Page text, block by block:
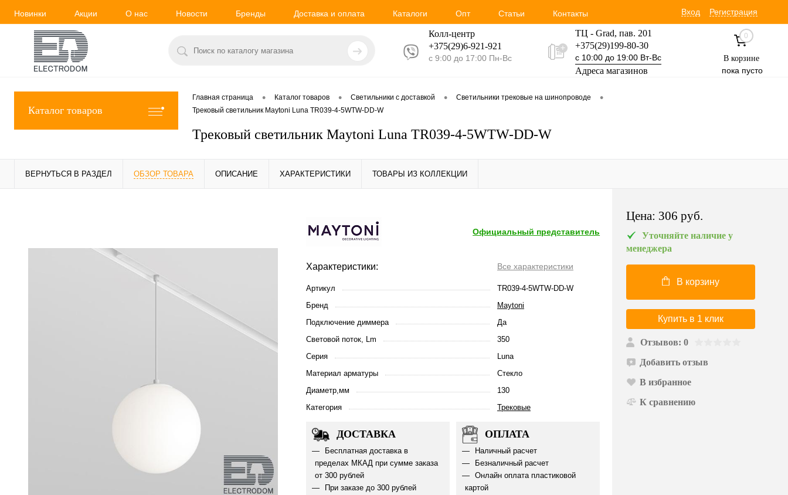
Новинки Акции О нас Новости Бренды Доставка и оплата Каталоги Опт Статьи Контакты Вход Регистрация
Колл-центр
+375(29)6-921-921
с 9:00 до 17:00 Пн-Вс
ТЦ - Grad, пав. 201
+375(29)199-80-30
с 10:00 до 19:00 Вт-Вс
Адреса магазинов
+375(29)354-30-60
0
В корзине
пока пусто
Каталог товаров
Главная страница • Каталог товаров • Светильники с доставкой • Светильники трековые на шинопроводе •
Трековый светильник Maytoni Luna TR039-4-5WTW-DD-W
Трековый светильник Maytoni Luna TR039-4-5WTW-DD-W
ВЕРНУТЬСЯ В РАЗДЕЛ ОБЗОР ТОВАРА ОПИСАНИЕ ХАРАКТЕРИСТИКИ ТОВАРЫ ИЗ КОЛЛЕКЦИИ
Официальный представитель
Характеристики: Все характеристики
Артикул
TR039-4-5WTW-DD-W
Бренд
Maytoni
Подключение диммера
Да
Световой поток, Lm
350
Серия
Luna
Материал арматуры
Стекло
Диаметр,мм
130
Категория
Трековые
ДОСТАВКА
Бесплатная доставка в
пределах МКАД при сумме заказа
от 300 рублей
При заказе до 300 рублей
ОПЛАТА
Наличный расчет
Безналичный расчет
Онлайн оплата пластиковой
картой
Цена: 306 pуб.
Уточняйте наличие у
менеджера
В корзину
Купить в 1 клик
Отзывов: 0
Добавить отзыв
В избранное
К сравнению